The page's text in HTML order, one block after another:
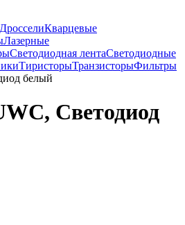
ДросселиКварцевые
Лазерные
Светодиодная лентаСветодиодные
ТиристорыТранзисторыФильтры
белый
Светодиод